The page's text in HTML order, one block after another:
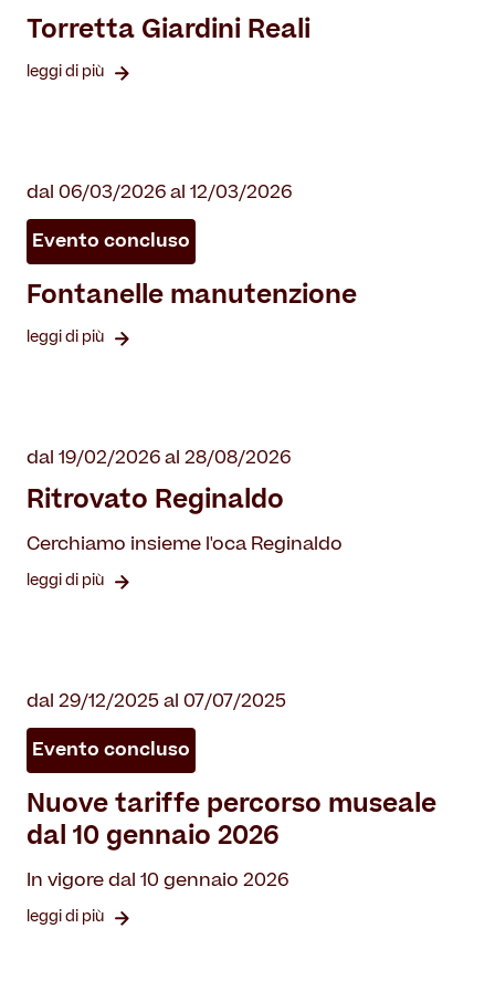
Torretta Giardini Reali
leggi di più
dal 06/03/2026 al 12/03/2026
Evento concluso
Fontanelle manutenzione
leggi di più
dal 19/02/2026 al 28/08/2026
Ritrovato Reginaldo
Cerchiamo insieme l'oca Reginaldo
leggi di più
dal 29/12/2025 al 07/07/2025
Evento concluso
Nuove tariffe percorso museale
dal 10 gennaio 2026
In vigore dal 10 gennaio 2026
leggi di più